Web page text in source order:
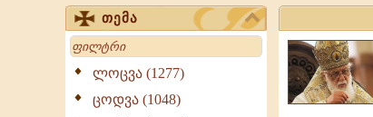
თემა
Search
ლოცვა (1277)
ცოდვა (1048)